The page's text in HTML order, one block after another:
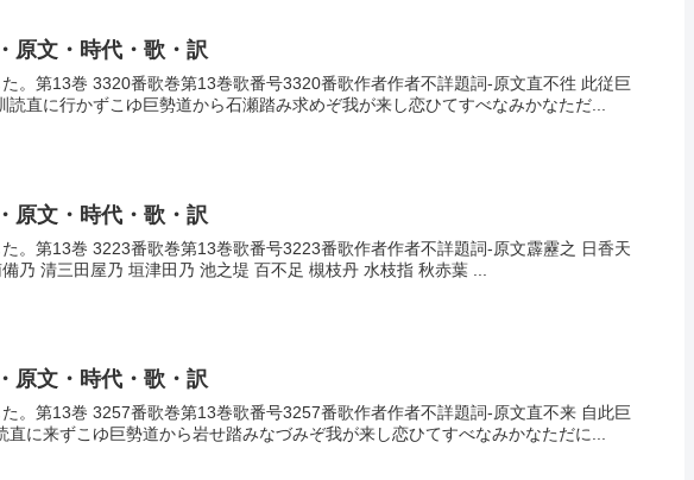
原文・時代・歌・訳
。第13巻 3320番歌巻第13巻歌番号3320番歌作者作者不詳題詞-原文直不徃 此従巨
直に行かずこゆ巨勢道から石瀬踏み求めぞ我が来し恋ひてすべなみかなただ...
原文・時代・歌・訳
。第13巻 3223番歌巻第13巻歌番号3223番歌作者作者不詳題詞-原文霹靂之 日香天
乃 清三田屋乃 垣津田乃 池之堤 百不足 槻枝丹 水枝指 秋赤葉 ...
原文・時代・歌・訳
。第13巻 3257番歌巻第13巻歌番号3257番歌作者作者不詳題詞-原文直不来 自此巨
に来ずこゆ巨勢道から岩せ踏みなづみぞ我が来し恋ひてすべなみかなただに...